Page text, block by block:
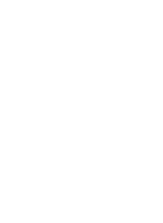
van
erkende
shirt aan en